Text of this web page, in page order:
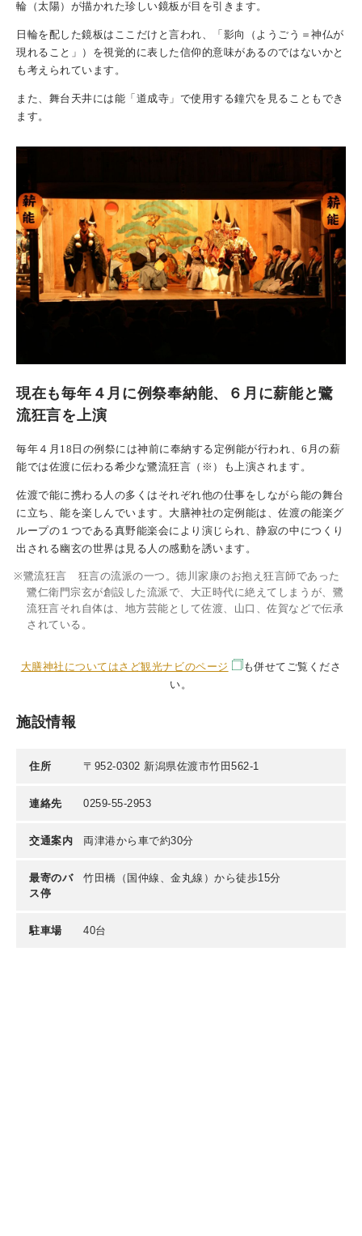
輪（太陽）が描かれた珍しい鏡板が目を引きます。
日輪を配した鏡板はここだけと言われ、「影向（ようごう＝神仏が
現れること」）を視覚的に表した信仰的意味があるのではないかと
も考えられています。
また、舞台天井には能「道成寺」で使用する鐘穴を見ることもでき
ます。
現在も毎年４月に例祭奉納能、６月に薪能と鷺
流狂言を上演
毎年４月18日の例祭には神前に奉納する定例能が行われ、6月の薪
能では佐渡に伝わる希少な鷺流狂言（※）も上演されます。
佐渡で能に携わる人の多くはそれぞれ他の仕事をしながら能の舞台
に立ち、能を楽しんでいます。大膳神社の定例能は、佐渡の能楽グ
ループの１つである真野能楽会により演じられ、静寂の中につくり
出される幽玄の世界は見る人の感動を誘います。
鷺流狂言 狂言の流派の一つ。徳川家康のお抱え狂言師であった
鷺仁衛門宗玄が創設した流派で、大正時代に絶えてしまうが、鷺
流狂言それ自体は、地方芸能として佐渡、山口、佐賀などで伝承
されている。
大膳神社についてはさど観光ナビのページ
も併せてご覧くださ
い。
施設情報
住所 〒952-0302 新潟県佐渡市竹田562-1
連絡先 0259-55-2953
交通案内 両津港から車で約30分
最寄のバ
ス停
竹田橋（国仲線、金丸線）から徒歩15分
駐車場 40台